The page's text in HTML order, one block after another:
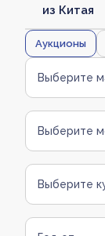
из Китая
Аукционы
Выберите
Выберите
Выберите